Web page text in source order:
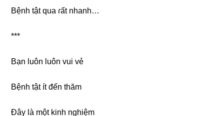
Bệnh tật qua ɾất nhanh…
***
Bạn luôn luôn vui vẻ
Bệnh tật ít đến thăm
Đây là một kinh nghiệm